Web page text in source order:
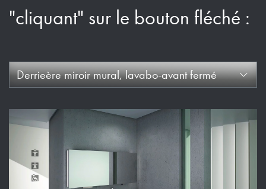
"cliquant" sur le bouton fléché :
Derrieère miroir mural, lavabo-avant fermé